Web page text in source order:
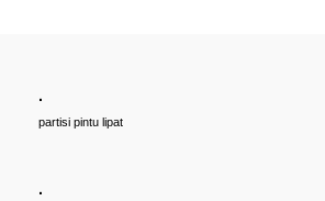
HOTEL, Ruang Meeting Dll, JAKARTA,
.
partisi pintu lipat
.